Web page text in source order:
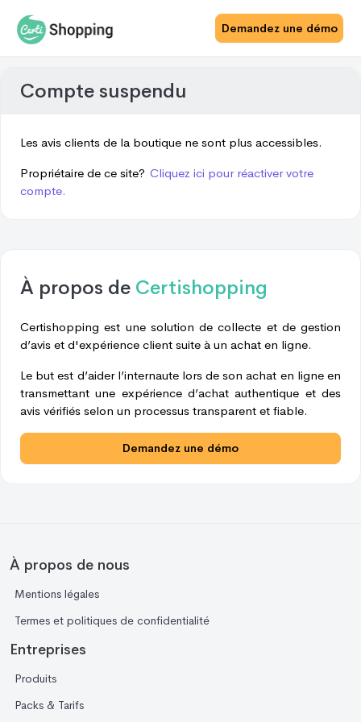
Demandez une démo
Compte suspendu
Les avis clients de la boutique ne sont plus accessibles.
Propriétaire de ce site? Cliquez ici pour réactiver votre
compte.
À propos de Certishopping
Certishopping est une solution de collecte et de gestion
d’avis et d'expérience client suite à un achat en ligne.
Le but est d’aider l’internaute lors de son achat en ligne en
transmettant une expérience d’achat authentique et des
avis vérifiés selon un processus transparent et fiable.
Demandez une démo
À propos de nous
Mentions légales
Termes et politiques de confidentialité
Entreprises
Produits
Packs & Tarifs